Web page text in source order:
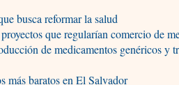
busca reformar la salud
que regularían comercio de
de medicamentos genéricos y
más baratos en El Salvador